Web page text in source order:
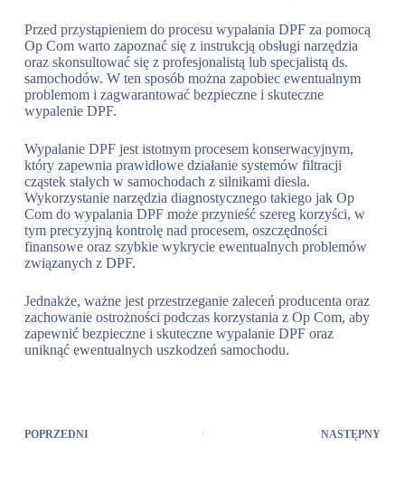
Przed przystąpieniem do procesu wypalania DPF za pomocą
Op Com warto zapoznać się z instrukcją obsługi narzędzia
oraz skonsultować się z profesjonalistą lub specjalistą ds.
samochodów. W ten sposób można zapobiec ewentualnym
problemom i zagwarantować bezpieczne i skuteczne
wypalenie DPF.
Wypalanie DPF jest istotnym procesem konserwacyjnym,
który zapewnia prawidłowe działanie systemów filtracji
cząstek stałych w samochodach z silnikami diesla.
Wykorzystanie narzędzia diagnostycznego takiego jak Op
Com do wypalania DPF może przynieść szereg korzyści, w
tym precyzyjną kontrolę nad procesem, oszczędności
finansowe oraz szybkie wykrycie ewentualnych problemów
związanych z DPF.
Jednakże, ważne jest przestrzeganie zaleceń producenta oraz
zachowanie ostrożności podczas korzystania z Op Com, aby
zapewnić bezpieczne i skuteczne wypalanie DPF oraz
uniknąć ewentualnych uszkodzeń samochodu.
POPRZEDNI NASTĘPNY